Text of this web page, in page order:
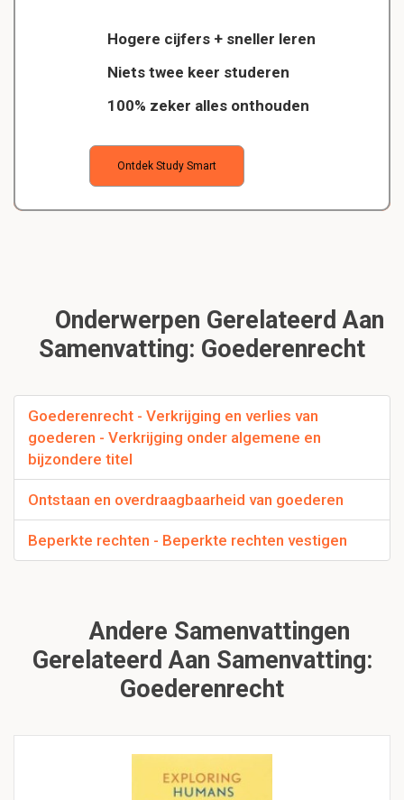
Hogere cijfers + sneller leren
Niets twee keer studeren
100% zeker alles onthouden
Ontdek Study Smart
Onderwerpen Gerelateerd Aan
Samenvatting: Goederenrecht
Goederenrecht - Verkrijging en verlies van
goederen - Verkrijging onder algemene en
bijzondere titel
Ontstaan en overdraagbaarheid van goederen
Beperkte rechten - Beperkte rechten vestigen
Andere Samenvattingen
Gerelateerd Aan Samenvatting:
Goederenrecht